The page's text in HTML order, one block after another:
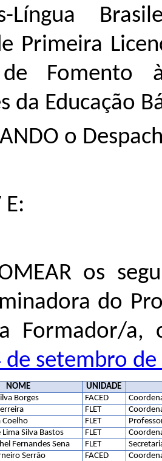
Língua
Primeira
de Fomento
da Educação
o
E:
os
do
a Formador/
de setembro
NOME
UNIDADE
Borges
FACED
FLET
Coelho
FLET
Lima Silva Bastos
FLET
Fernandes Sena
FLET
Serrão
FACED